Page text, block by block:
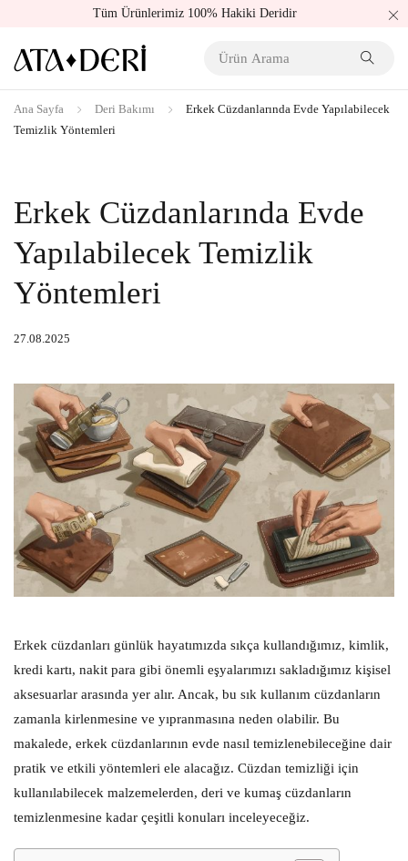
Tüm Ürünlerimiz 100% Hakiki Deridir
Ana Sayfa Deri Bakımı
Erkek Cüzdanlarında Evde Yapılabilecek
Temizlik Yöntemleri
Erkek Cüzdanlarında Evde
Yapılabilecek Temizlik
Yöntemleri
27.08.2025
Erkek cüzdanları günlük hayatımızda sıkça kullandığımız, kimlik,
kredi kartı, nakit para gibi önemli eşyalarımızı sakladığımız kişisel
aksesuarlar arasında yer alır. Ancak, bu sık kullanım cüzdanların
zamanla kirlenmesine ve yıpranmasına neden olabilir. Bu
makalede, erkek cüzdanlarının evde nasıl temizlenebileceğine dair
pratik ve etkili yöntemleri ele alacağız. Cüzdan temizliği için
kullanılabilecek malzemelerden, deri ve kumaş cüzdanların
temizlenmesine kadar çeşitli konuları inceleyeceğiz.